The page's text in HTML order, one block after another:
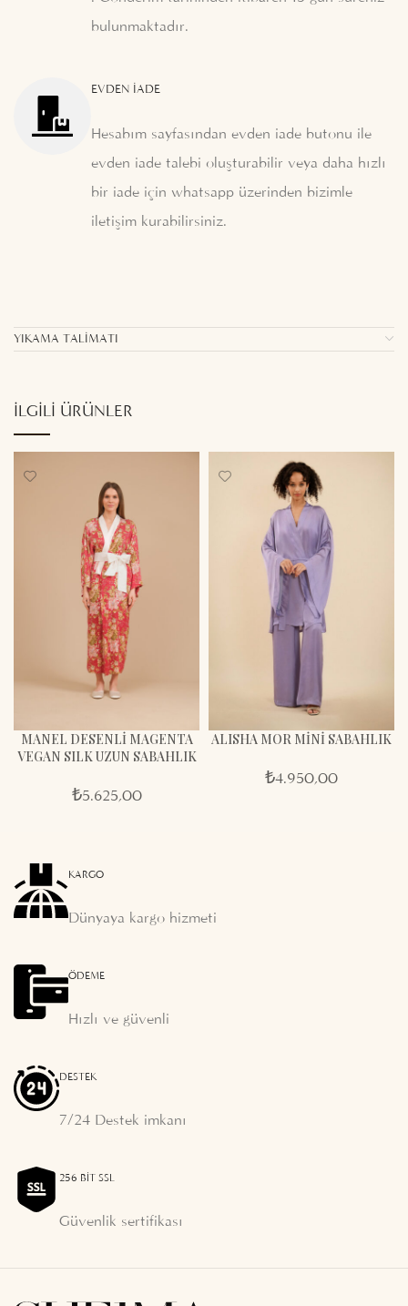
bulunmaktadır.
EVDEN İADE
Hesabım sayfasından evden iade butonu ile
evden iade talebi oluşturabilir veya daha hızlı
bir iade için whatsapp üzerinden bizimle
iletişim kurabilirsiniz.
YIKAMA TALIMATI
İLGILI ÜRÜNLER
MANEL DESENLİ MAGENTA
VEGAN SILK UZUN SABAHLIK
₺5.625,00
ALISHA MOR MİNİ SABAHLIK
₺4.950,00
KARGO
Dünyaya kargo hizmeti
ÖDEME
Hızlı ve güvenli
DESTEK
7/24 Destek imkanı
256 BIT SSL
Güvenlik sertifikası